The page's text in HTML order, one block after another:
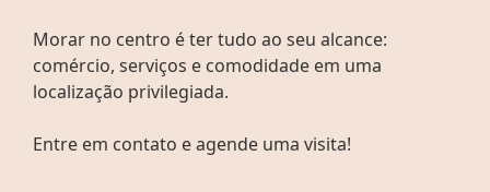
Morar no centro é ter tudo ao seu alcance:
comércio, serviços e comodidade em uma
localização privilegiada.
Entre em contato e agende uma visita!